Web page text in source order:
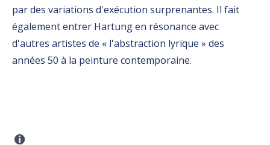
par des variations d'exécution surprenantes. Il fait
également entrer Hartung en résonance avec
d'autres artistes de « l'abstraction lyrique » des
années 50 à la peinture contemporaine.